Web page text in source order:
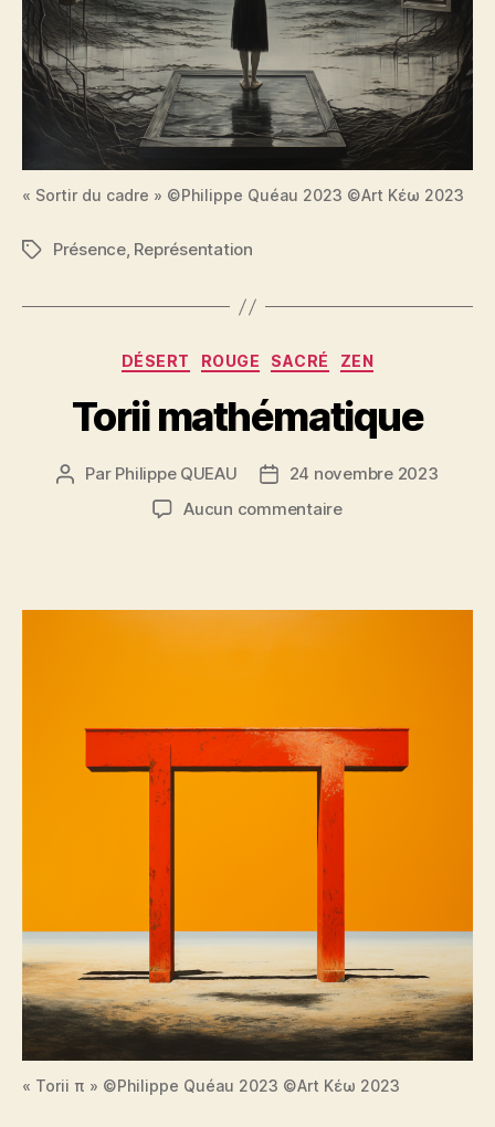
« Sortir du cadre » ©Philippe Quéau 2023 ©Art Κέω 2023
Étiquettes
Présence, Représentation
Catégories
DÉSERT ROUGE SACRÉ ZEN
Torii mathématique
Auteur
Par Philippe QUEAU
Date24 novembre 2023
Aucun commentairesur
« Torii π » ©Philippe Quéau 2023 ©Art Κέω 2023